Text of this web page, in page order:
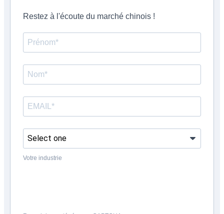
Restez à l'écoute du marché chinois !
Votre industrie